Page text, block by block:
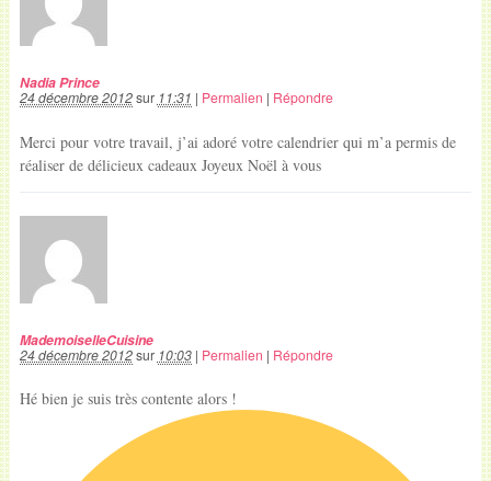
Nadia Prince
24 décembre 2012sur 11:31 | Permalien | Répondre
Merci pour votre travail, j’ai adoré votre calendrier qui m’a permis de
réaliser de délicieux cadeaux Joyeux Noël à vous
MademoiselleCuisine
24 décembre 2012sur 10:03| Permalien | Répondre
Hé bien je suis très contente alors !